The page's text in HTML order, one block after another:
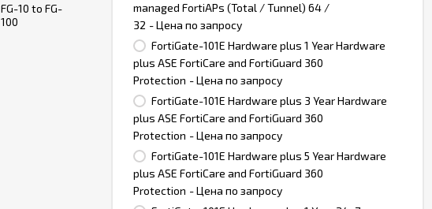
FG-10 to FG-
100
managed FortiAPs (Total / Tunnel) 64 /
32 - Цена по запросу
FortiGate-101E Hardware plus 1 Year Hardware
plus ASE FortiCare and FortiGuard 360
Protection - Цена по запросу
FortiGate-101E Hardware plus 3 Year Hardware
plus ASE FortiCare and FortiGuard 360
Protection - Цена по запросу
FortiGate-101E Hardware plus 5 Year Hardware
plus ASE FortiCare and FortiGuard 360
Protection - Цена по запросу